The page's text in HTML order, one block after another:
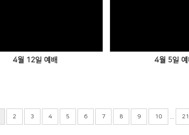
4월 12일 예배 4월 5일 예
2 3 4 5 6 7 8 9 10 21